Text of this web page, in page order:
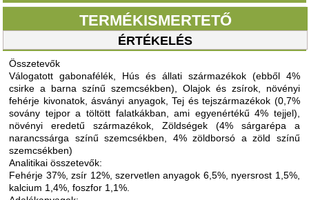
TERMÉKISMERTETŐ
ÉRTÉKELÉS
Összetevők
Válogatott gabonafélék, Hús és állati származékok (ebből 4%
csirke a barna színű szemcsékben), Olajok és zsírok, növényi
fehérje kivonatok, ásványi anyagok, Tej és tejszármazékok (0,7%
sovány tejpor a töltött falatkákban, ami egyenértékű 4% tejjel),
növényi eredetű származékok, Zöldségek (4% sárgarépa a
narancssárga színű szemcsékben, 4% zöldborsó a zöld színű
szemcsékben)
Analitikai összetevők:
Fehérje 37%, zsír 12%, szervetlen anyagok 6,5%, nyersrost 1,5%,
kalcium 1,4%, foszfor 1,1%.